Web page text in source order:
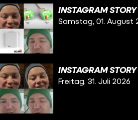
INSTAGRAM
Samstag, 01. August
INSTAGRAM
Freitag, 31. Juli 2026